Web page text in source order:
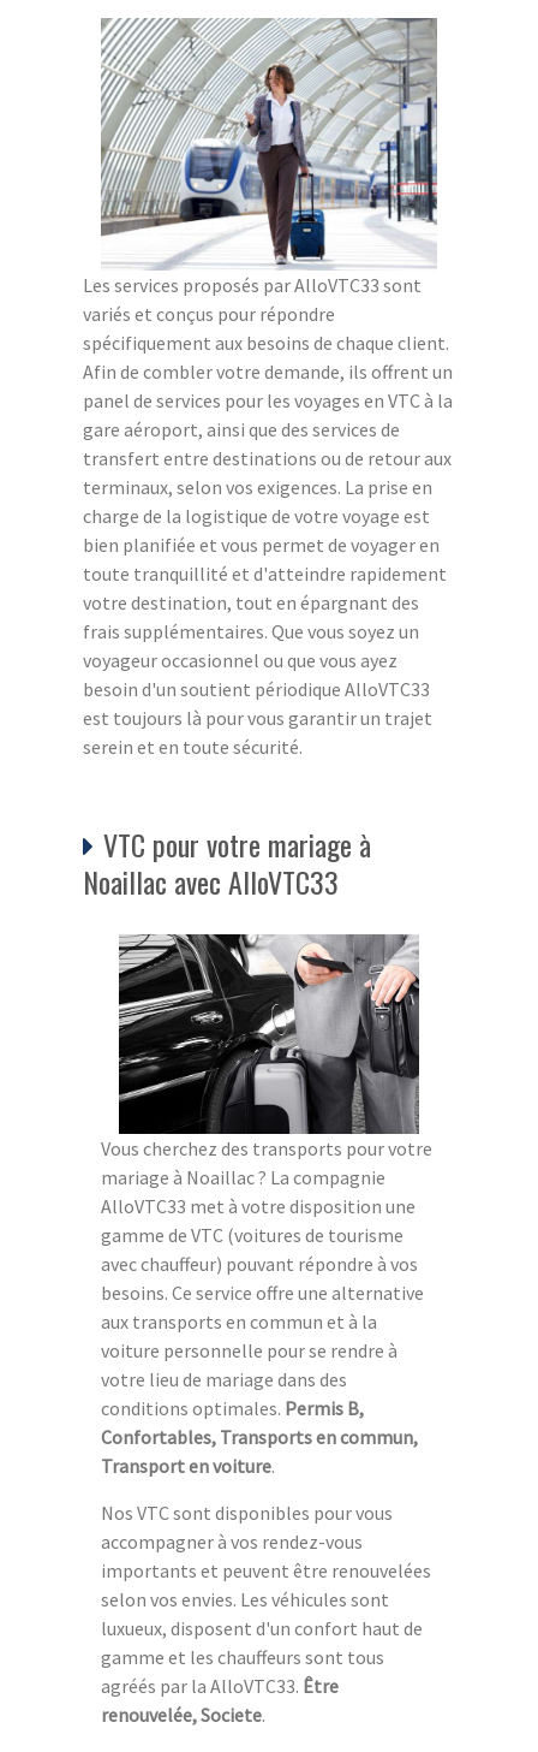
Les services proposés par AlloVTC33 sont
variés et conçus pour répondre
spécifiquement aux besoins de chaque client.
Afin de combler votre demande, ils offrent un
panel de services pour les voyages en VTC à la
gare aéroport, ainsi que des services de
transfert entre destinations ou de retour aux
terminaux, selon vos exigences. La prise en
charge de la logistique de votre voyage est
bien planifiée et vous permet de voyager en
toute tranquillité et d'atteindre rapidement
votre destination, tout en épargnant des
frais supplémentaires. Que vous soyez un
voyageur occasionnel ou que vous ayez
besoin d'un soutient périodique AlloVTC33
est toujours là pour vous garantir un trajet
serein et en toute sécurité.
VTC pour votre mariage à
Noaillac avec AlloVTC33
Vous cherchez des transports pour votre
mariage à Noaillac ? La compagnie
AlloVTC33 met à votre disposition une
gamme de VTC (voitures de tourisme
avec chauffeur) pouvant répondre à vos
besoins. Ce service offre une alternative
aux transports en commun et à la
voiture personnelle pour se rendre à
votre lieu de mariage dans des
conditions optimales. Permis B,
Confortables, Transports en commun,
Transport en voiture.
Nos VTC sont disponibles pour vous
accompagner à vos rendez-vous
importants et peuvent être renouvelées
selon vos envies. Les véhicules sont
luxueux, disposent d'un confort haut de
gamme et les chauffeurs sont tous
agréés par la AlloVTC33. Être
renouvelée, Societe.